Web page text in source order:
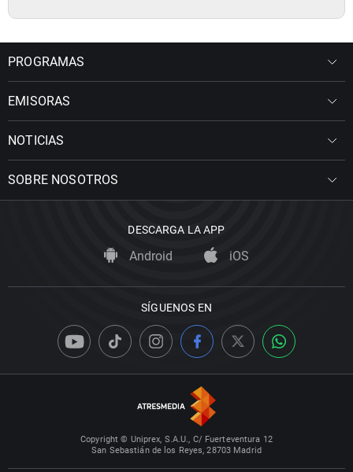
PROGRAMAS
EMISORAS
NOTICIAS
SOBRE NOSOTROS
DESCARGA LA APP
Android iOS
SÍGUENOS EN
Copyright © Uniprex, S.A.U., C/ Fuerteventura 12
San Sebastián de los Reyes, 28703 Madrid